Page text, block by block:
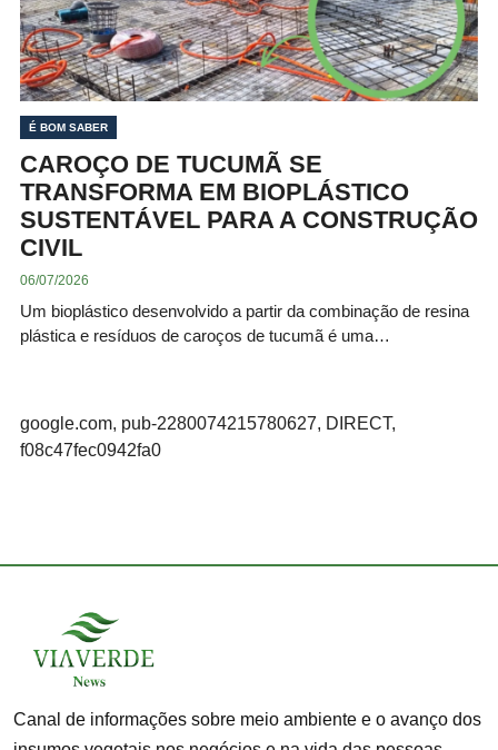
É BOM SABER
CAROÇO DE TUCUMÃ SE
TRANSFORMA EM BIOPLÁSTICO
SUSTENTÁVEL PARA A CONSTRUÇÃO
CIVIL
06/07/2026
Um bioplástico desenvolvido a partir da combinação de resina
plástica e resíduos de caroços de tucumã é uma…
google.com, pub-2280074215780627, DIRECT,
f08c47fec0942fa0
Canal de informações sobre meio ambiente e o avanço dos